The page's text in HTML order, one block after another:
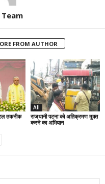
FROM AUTHOR
तकनीक
All
राजधानी पटना को अतिक्रमण मुक्त
करने का अभियान